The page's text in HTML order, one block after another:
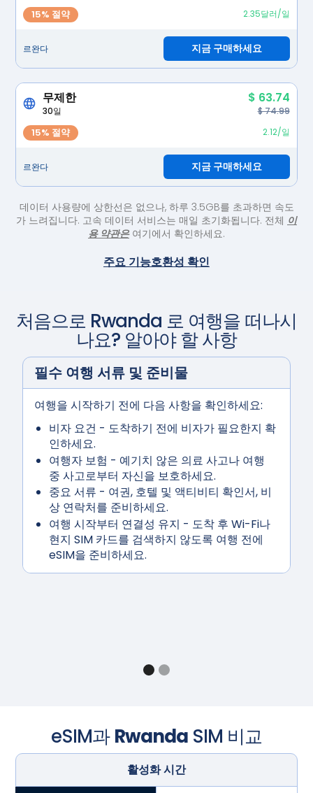
15% 절약 2.35달러/일
르완다 지금 구매하세요
무제한 $ 63.74
30일 $ 74.99
15% 절약 2.12/일
르완다 지금 구매하세요
데이터 사용량에 상한선은 없으나, 하루 3.5GB를 초과하면 속도
가 느려집니다. 고속 데이터 서비스는 매일 초기화됩니다. 전체 이
용 약관은여기에서 확인하세요.
주요 기능호환성 확인
처음으로 Rwanda 로 여행을 떠나시
나요? 알아야 할 사항
필수 여행 서류 및 준비물
여행을 시작하기 전에 다음 사항을 확인하세요:
비자 요건 - 도착하기 전에 비자가 필요한지 확
인하세요.
여행자 보험 - 예기치 않은 의료 사고나 여행
중 사고로부터 자신을 보호하세요.
중요 서류 - 여권, 호텔 및 액티비티 확인서, 비
상 연락처를 준비하세요.
여행시작부터 연결성 유지 - 도착 후 Wi-Fi나
현지 SIM 카드를 검색하지 않도록 여행 전에
eSIM을 준비하세요.
eSIM과RwandaSIM 비교
활성화 시간